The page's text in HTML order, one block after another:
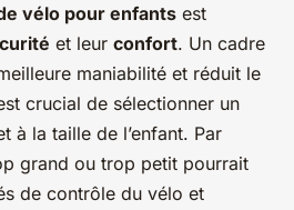
vélo pour enfants est
et leur confort. Un cadre
maniabilité et réduit le
crucial de sélectionner un
à la taille de l’enfant. Par
grand ou trop petit pourrait
de contrôle du vélo et